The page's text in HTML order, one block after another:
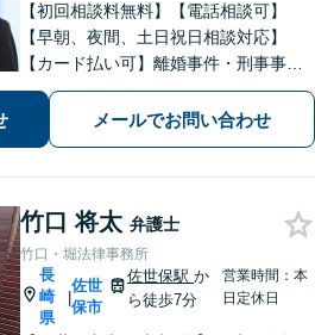
【初回相談料無料】【電話相談可】
【早朝、夜間、土日祝日相談対応】
【カード払い可】離婚事件・刑事事
件・交通事故の専門弁護士があなたの
お悩みを解決いたします。一人で悩ま
ずに新たな一歩をわたしたちと。
メールでお問い合わせ
竹口 将太 弁護士
竹口・堀法律事務所
長
崎
県
|
佐世
保市
佐世保駅か
ら徒歩7分
営業時間：本
日定休日